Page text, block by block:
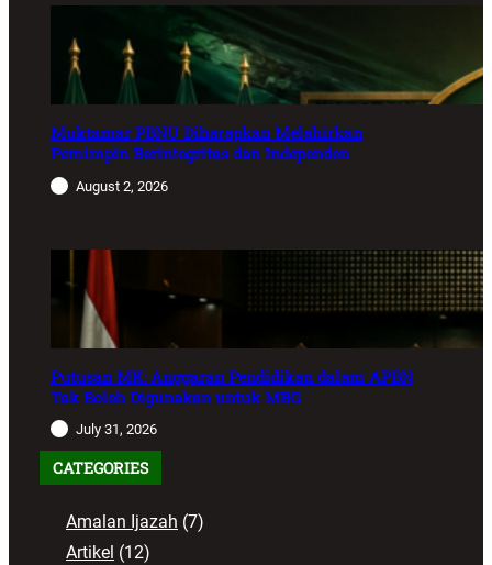
Muktamar PBNU Diharapkan Melahirkan
Pemimpin Berintegritas dan Independen
August 2, 2026
Putusan MK: Anggaran Pendidikan dalam APBN
Tak Boleh Digunakan untuk MBG
July 31, 2026
CATEGORIES
Amalan Ijazah (7)
Artikel (12)